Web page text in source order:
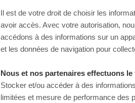
Il est de votre droit de choisir les
avoir accès. Avec votre autorisation,
accédons à des informations sur un
et les données de navigation pour
Nous et nos partenaires effectuons
Stocker et/ou accéder à des
limitées et mesure de performance des
This